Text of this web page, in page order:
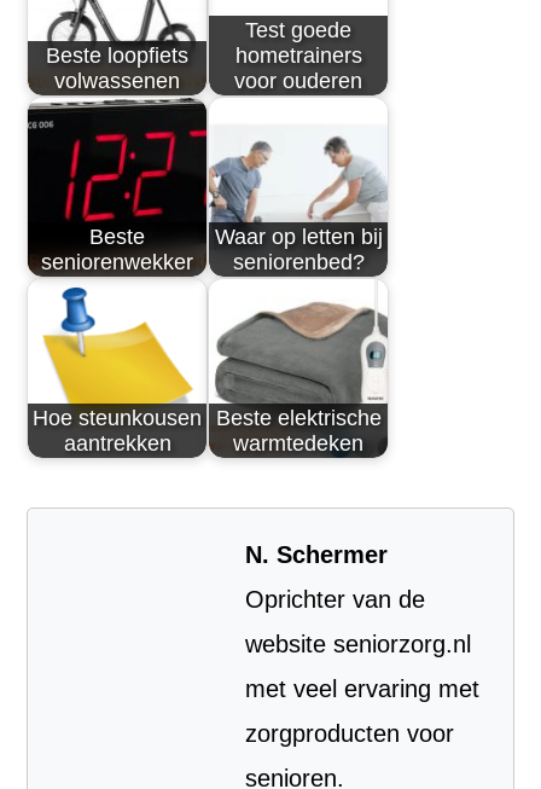
Beste loopfiets
volwassenen
Test goede
hometrainers
voor ouderen
Beste
seniorenwekker
Waar op letten bij
seniorenbed?
Hoe steunkousen
aantrekken
Beste elektrische
warmtedeken
N. Schermer
Oprichter van de
website seniorzorg.nl
met veel ervaring met
zorgproducten voor
senioren.